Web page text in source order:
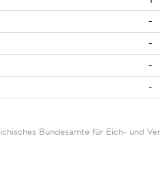
-
-
-
-
Bundesamte für Eich- und